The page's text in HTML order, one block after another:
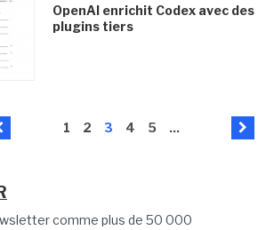
OpenAI enrichit Codex avec des
plugins tiers
1 2 3 4 5 ...
comme plus de 50 000